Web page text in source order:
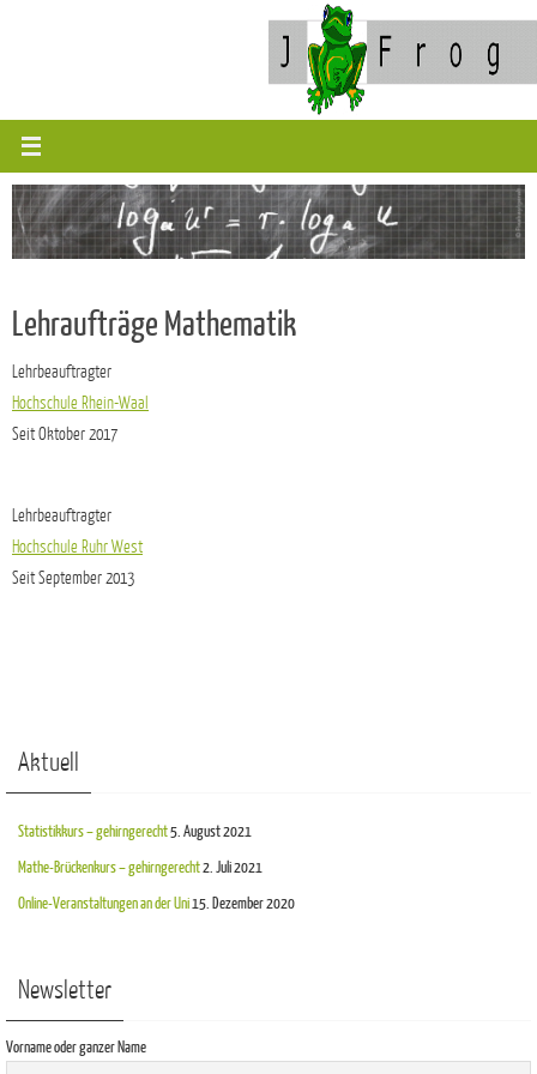
Lehraufträge Mathematik
Lehrbeauftragter
Hochschule Rhein-Waal
Seit Oktober 2017
Lehrbeauftragter
Hochschule Ruhr West
Seit September 2013
Aktuell
Statistikkurs – gehirngerecht5. August 2021
Mathe-Brückenkurs – gehirngerecht2. Juli 2021
Online-Veranstaltungen an der Uni15. Dezember 2020
Newsletter
Vorname oder ganzer Name